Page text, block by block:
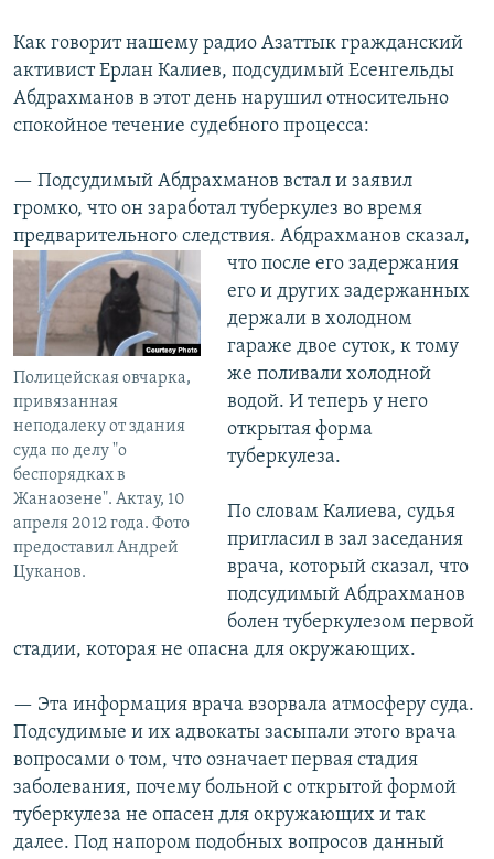
Как говорит нашему радио Азаттык гражданский
активист Ерлан Калиев, подсудимый Есенгельды
Абдрахманов в этот день нарушил относительно
спокойное течение судебного процесса:
— Подсудимый Абдрахманов встал и заявил
громко, что он заработал туберкулез во время
предварительного следствия. Абдрахманов сказал,
что после его задержания
Полицейская овчарка,
привязанная
неподалеку от здания
суда по делу "о
беспорядках в
Жанаозене". Актау, 10
апреля 2012 года. Фото
предоставил Андрей
Цуканов.
его и других задержанных
держали в холодном
гараже двое суток, к тому
же поливали холодной
водой. И теперь у него
открытая форма
туберкулеза.
По словам Калиева, судья
пригласил в зал заседания
врача, который сказал, что
подсудимый Абдрахманов
болен туберкулезом первой
стадии, которая не опасна для окружающих.
— Эта информация врача взорвала атмосферу суда.
Подсудимые и их адвокаты засыпали этого врача
вопросами о том, что означает первая стадия
заболевания, почему больной с открытой формой
туберкулеза не опасен для окружающих и так
далее. Под напором подобных вопросов данный